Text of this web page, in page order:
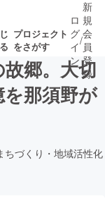
プロジェクト
をさがす
近いプ
ロ
グ
イ
ン
/
新
規
会
員
登
録
故郷。大切
那須野が
ちづくり・地域活性化